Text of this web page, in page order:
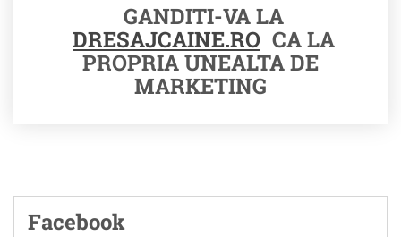
GANDITI-VA LA
DRESAJCAINE.RO CA LA
PROPRIA UNEALTA DE
MARKETING
Facebook